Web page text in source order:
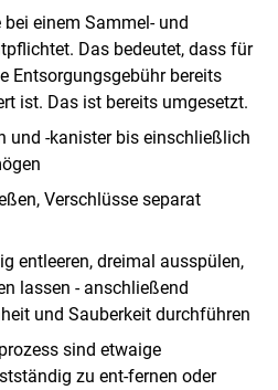
einem Sammel- und
Das bedeutet, dass für
Entsorgungsgebühr bereits
ist. Das ist bereits umgesetzt.
und -kanister bis einschließlich
Verschlüsse separat
entleeren, dreimal ausspülen,
lassen - anschließend
und Sauberkeit durchführen
sind etwaige
zu ent-fernen oder